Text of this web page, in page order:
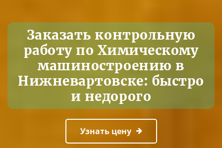
Заказать контрольную
работу по Химическому
машиностроению в
Нижневартовске: быстро
и недорого
Узнать цену